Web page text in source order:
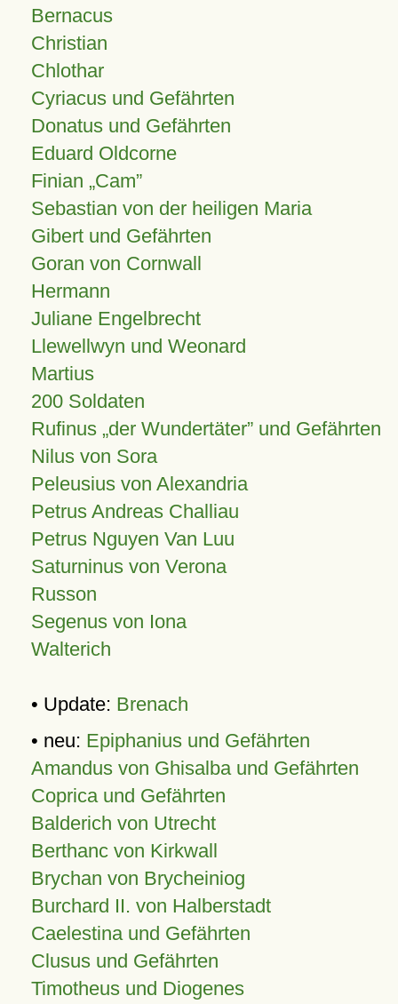
Bernacus
Christian
Chlothar
Cyriacus und Gefährten
Donatus und Gefährten
Eduard Oldcorne
Finian Cam
Sebastian von der heiligen Maria
Gibert und Gefährten
Goran von Cornwall
Hermann
Juliane Engelbrecht
Llewellwyn und Weonard
Martius
200 Soldaten
Rufinus „der Wundertäter” und Gefährten
Nilus von Sora
Peleusius von Alexandria
Petrus Andreas Challiau
Petrus Nguyen Van Luu
Saturninus von Verona
Russon
Segenus von Iona
Walterich
• Update: Brenach
• neu: Epiphanius und Gefährten
Amandus von Ghisalba und Gefährten
Coprica und Gefährten
Balderich von Utrecht
Berthanc von Kirkwall
Brychan von Brycheiniog
Burchard II. von Halberstadt
Caelestina und Gefährten
Clusus und Gefährten
Timotheus und Diogenes